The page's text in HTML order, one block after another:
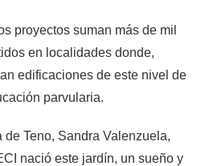
proyectos suman más de mil
en localidades donde,
edificaciones de este nivel de
parvularia.
Teno, Sandra Valenzuela,
nació este jardín, un sueño y